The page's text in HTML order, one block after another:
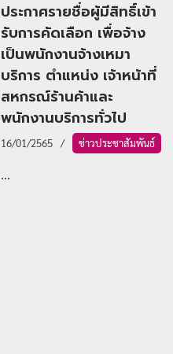
ประกาศรายชื่อผู้มีสิทธิ์เข้า
รับการคัดเลือก เพื่อจ้าง
เป็นพนักงานจ้างเหมา
บริการ ตำแหน่ง เจ้าหน้าที่
สหกรณ์ร้านค้าและ
พนักงานบริการทั่วไป
16/01/2565 ข่าวประชาสัมพันธ์
...